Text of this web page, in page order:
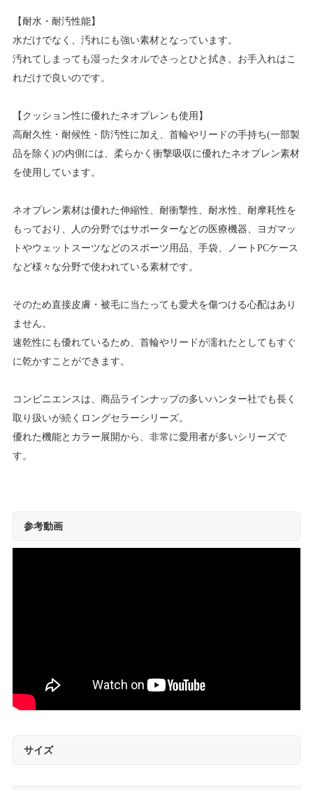
【耐水・耐汚性能】
水だけでなく、汚れにも強い素材となっています。
汚れてしまっても湿ったタオルでさっとひと拭き。お手入れはこ
れだけで良いのです。
【クッション性に優れたネオプレンも使用】
高耐久性・耐候性・防汚性に加え、首輪やリードの手持ち(一部製
品を除く)の内側には、柔らかく衝撃吸収に優れたネオプレン素材
を使用しています。
ネオプレン素材は優れた伸縮性、耐衝撃性、耐水性、耐摩耗性を
もっており、人の分野ではサポーターなどの医療機器、ヨガマッ
トやウェットスーツなどのスポーツ用品、手袋、ノートPCケース
など様々な分野で使われている素材です。
そのため直接皮膚・被毛に当たっても愛犬を傷つける心配はあり
ません。
速乾性にも優れているため、首輪やリードが濡れたとしてもすぐ
に乾かすことができます。
コンビニエンスは、商品ラインナップの多いハンター社でも長く
取り扱いが続くロングセラーシリーズ。
優れた機能とカラー展開から、非常に愛用者が多いシリーズで
す。
参考動画
サイズ